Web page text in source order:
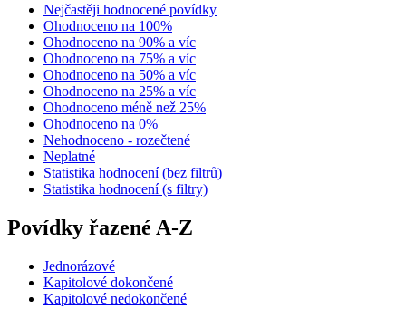
Nejčastěji hodnocené povídky
Ohodnoceno na 100%
Ohodnoceno na 90% a víc
Ohodnoceno na 75% a víc
Ohodnoceno na 50% a víc
Ohodnoceno na 25% a víc
Ohodnoceno méně než 25%
Ohodnoceno na 0%
Nehodnoceno - rozečtené
Neplatné
Statistika hodnocení (bez filtrů)
Statistika hodnocení (s filtry)
Povídky řazené A-Z
Jednorázové
Kapitolové dokončené
Kapitolové nedokončené